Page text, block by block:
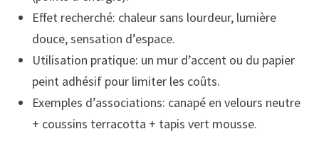
Effet recherché: chaleur sans lourdeur, lumière
douce, sensation d’espace.
Utilisation pratique: un mur d’accent ou du papier
peint adhésif pour limiter les coûts.
Exemples d’associations: canapé en velours neutre
+ coussins terracotta + tapis vert mousse.